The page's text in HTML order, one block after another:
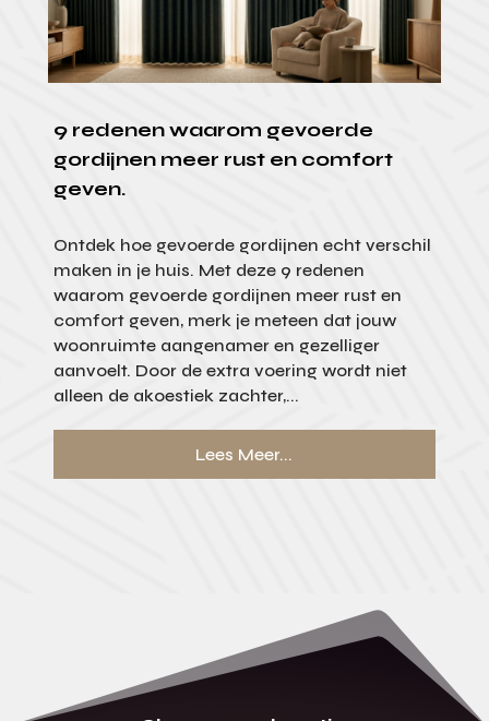
9 redenen waarom gevoerde
gordijnen meer rust en comfort
geven.
Ontdek hoe gevoerde gordijnen echt verschil
maken in je huis. Met deze 9 redenen
waarom gevoerde gordijnen meer rust en
comfort geven, merk je meteen dat jouw
woonruimte aangenamer en gezelliger
aanvoelt. Door de extra voering wordt niet
alleen de akoestiek zachter,...
Lees Meer...